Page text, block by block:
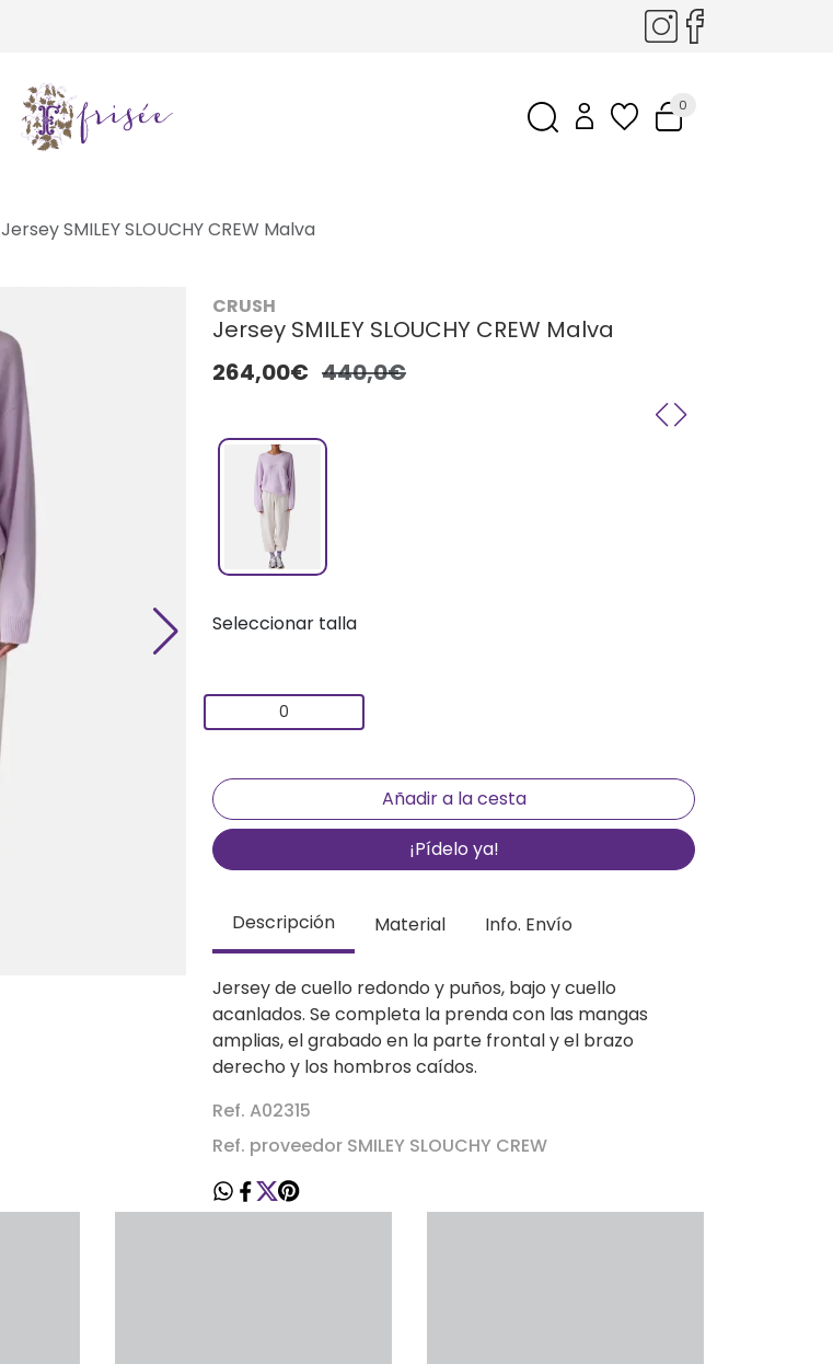
0
Jersey SMILEY SLOUCHY CREW Malva
CRUSH
Jersey SMILEY SLOUCHY CREW Malva
264,00€ 440,0€
Seleccionar talla
0
¡Pídelo ya!
Descripción Material Info. Envío
Jersey de cuello redondo y puños, bajo y cuello
acanlados. Se completa la prenda con las mangas
amplias, el grabado en la parte frontal y el brazo
derecho y los hombros caídos.
Ref. A02315
Ref. proveedor SMILEY SLOUCHY CREW